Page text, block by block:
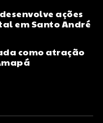
ações
em Santo André
como atração